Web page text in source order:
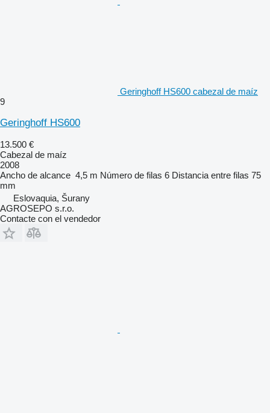
Geringhoff HS600 cabezal de maíz
9
Geringhoff HS600
13.500 €
Cabezal de maíz
2008
Ancho de alcance 4,5 m Número de filas 6 Distancia entre filas 75
mm
Eslovaquia, Šurany
AGROSEPO s.r.o.
Contacte con el vendedor